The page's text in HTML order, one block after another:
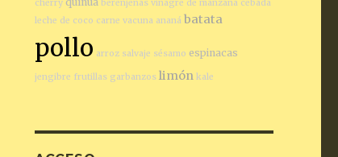
cherry
berenjenas vinagre de manzana cebada
leche de coco carne vacuna ananá batata
pollo arroz salvaje sésamo espinacas
jengibre frutillas garbanzos limón kale